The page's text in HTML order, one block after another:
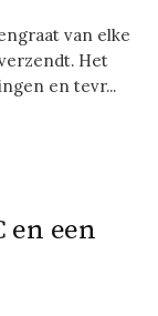
van elke
Het
en tevr...
en een